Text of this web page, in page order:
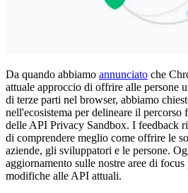
Da quando abbiamo annunciato che
attuale approccio di offrire alle persone
di terze parti nel browser, abbiamo
nell'ecosistema per delineare il percorso
delle API Privacy Sandbox. I feedback
di comprendere meglio come offrire le
aziende, gli sviluppatori e le persone.
aggiornamento sulle nostre aree di
modifiche alle API attuali.